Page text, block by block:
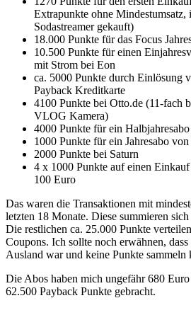
Extrapunkte ohne Mindestumsatz,
Sodastreamer gekauft)
18.000 Punkte für das Focus
10.500 Punkte für einen
mit Strom bei Eon
ca. 5000 Punkte durch Einlösung
Payback Kreditkarte
4100 Punkte bei Otto.de (11-fach
VLOG Kamera)
4000 Punkte für ein
1000 Punkte für ein Jahresabo
2000 Punkte bei Saturn
4 x 1000 Punkte auf einen
100 Euro
Das waren die Transaktionen mit
letzten 18 Monate. Diese summieren
Die restlichen ca. 25.000 Punkte
Coupons. Ich sollte noch erwähnen,
Ausland war und keine Punkte sammeln
Die Abos haben mich ungefähr 680
62.500 Payback Punkte gebracht.